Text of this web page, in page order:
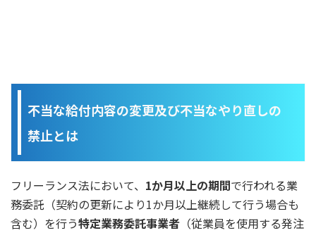
不当な給付内容の変更及び不当なやり直しの
禁止とは
フリーランス法において、 1か月以上の期間で行われる業
務委託（契約の更新により1か月以上継続して行う場合も
含む）を行う特定業務委託事業者 （従業員を使用する発注